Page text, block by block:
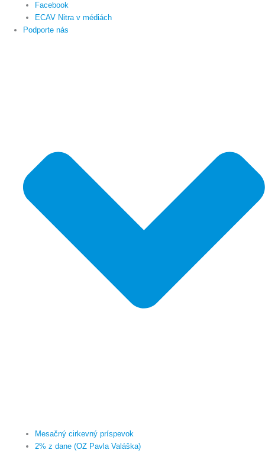
Facebook
ECAV Nitra v médiách
Podporte nás
Mesačný cirkevný príspevok
2% z dane (OZ Pavla Valáška)